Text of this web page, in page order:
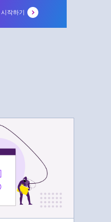
작하기